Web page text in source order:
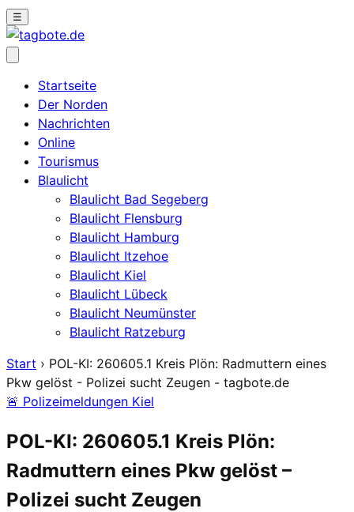
☰
Startseite
Der Norden
Nachrichten
Online
Tourismus
Blaulicht
Blaulicht Bad Segeberg
Blaulicht Flensburg
Blaulicht Hamburg
Blaulicht Itzehoe
Blaulicht Kiel
Blaulicht Lübeck
Blaulicht Neumünster
Blaulicht Ratzeburg
Start › POL-KI: 260605.1 Kreis Plön: Radmuttern eines
Pkw gelöst - Polizei sucht Zeugen - tagbote.de
🚨 Polizeimeldungen Kiel
POL-KI: 260605.1 Kreis Plön:
Radmuttern eines Pkw gelöst –
Polizei sucht Zeugen